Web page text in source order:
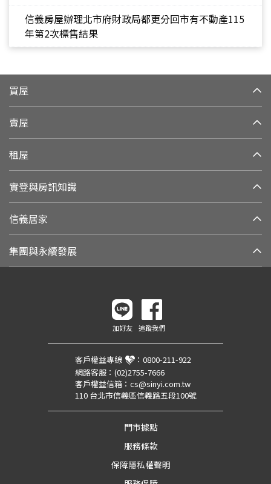
信義房屋辦理北市府財政局都更分回市有不動產115
年第2次標售結果
買屋
賣屋
租屋
實登與房訊知識
信義居家
集團與永續發展
加好友 追蹤我們
客戶權益專線 ： 0800-211-922
網路客服： (02)2755-7666
客戶權益信箱： cs@sinyi.com.tw
110 台北市信義區信義路五段100號
門市據點
服務條款
保障隱私權聲明